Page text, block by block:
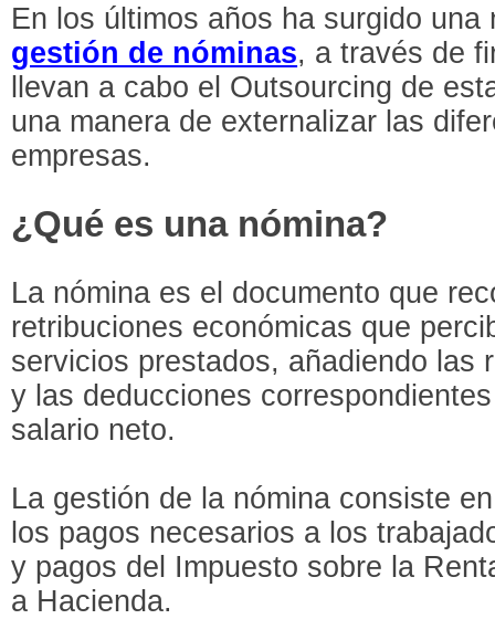
En los últimos años ha surgido
gestión de nóminas, a través de
llevan a cabo el Outsourcing de
una manera de externalizar las
empresas.
¿Qué es una nómina?
La nómina es el documento que
retribuciones económicas que
servicios prestados, añadiendo las
y las deducciones
salario neto.
La gestión de la nómina consiste
los pagos necesarios a los
y pagos del Impuesto sobre la
a Hacienda.